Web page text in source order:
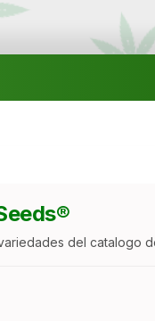
del catalogo